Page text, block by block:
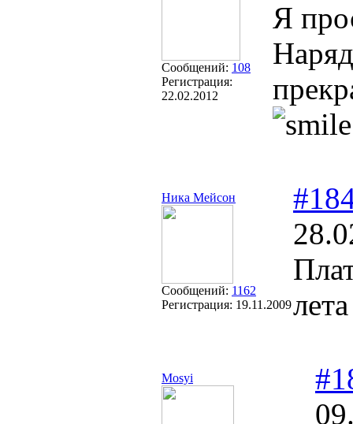
Сообщений: 108
Регистрация:
22.02.2012
Я
Ника Мейсон
Сообщений: 1162
Регистрация: 19.11.2009
Mosyi